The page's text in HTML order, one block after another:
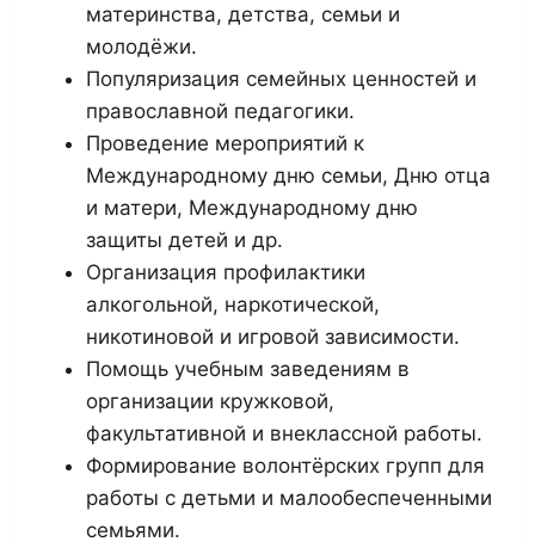
материнства, детства, семьи и
молодёжи.
Популяризация семейных ценностей и
православной педагогики.
Проведение мероприятий к
Международному дню семьи, Дню отца
и матери, Международному дню
защиты детей и др.
Организация профилактики
алкогольной, наркотической,
никотиновой и игровой зависимости.
Помощь учебным заведениям в
организации кружковой,
факультативной и внеклассной работы.
Формирование волонтёрских групп для
работы с детьми и малообеспеченными
семьями.